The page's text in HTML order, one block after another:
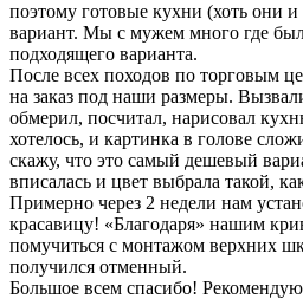
поэтому готовые кухни (хоть они
вариант. Мы с мужем много где
подходящего варианта.
После всех походов по торговым
на заказ под наши размеры.
обмерил, посчитал, нарисовал
хотелось, и картинка в голове
скажу, что это самый дешевый
вписалась и цвет выбрала такой,
Примерно через 2 недели нам
красавицу! «Благодаря» нашим
помучиться с монтажом верхних
получился отменный.
Большое всем спасибо!